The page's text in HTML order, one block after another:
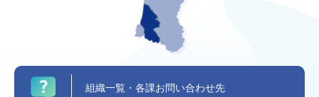
組織一覧・各課お問い合わせ先